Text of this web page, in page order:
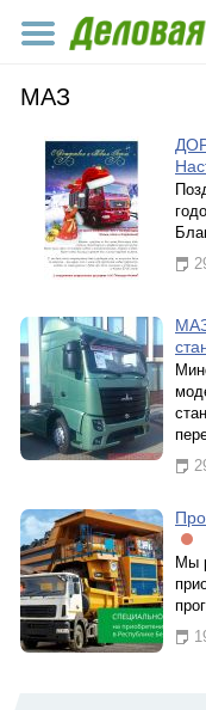
МАЗ
Мы